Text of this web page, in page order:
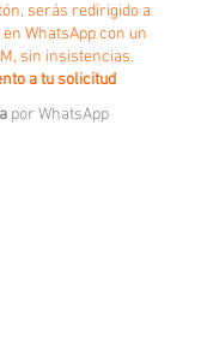
serás redirigido a
WhatsApp con un
sin insistencias.
a tu solicitud
por WhatsApp